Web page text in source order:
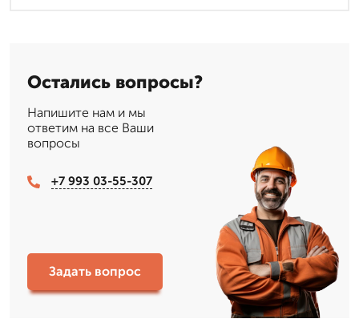
Остались вопросы?
Напишите нам и мы
ответим на все Ваши
вопросы
+7 993 03-55-307
Задать вопрос